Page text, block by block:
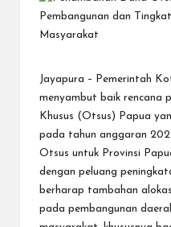
M
Jayapura – Pemerintah
menyambut baik rencana
Khusus (Otsus) Papua
pada tahun anggaran
Otsus untuk Provinsi
dengan peluang
berharap tambahan
pada pembangunan